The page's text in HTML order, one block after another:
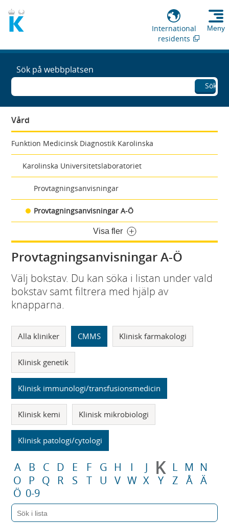
International
residents
Meny
Sök på webbplatsen
Sök
Vård
Funktion Medicinsk Diagnostik Karolinska
Karolinska Universitetslaboratoriet
Provtagningsanvisningar
Provtagningsanvisningar A-Ö
Visa fler
Provtagningsanvisningar A-Ö
Välj bokstav. Du kan söka i listan under vald
bokstav samt filtrera med hjälp av
knapparna.
Alla kliniker CMMS Klinisk farmakologi
Klinisk genetik
Klinisk immunologi/transfusionsmedicin
Klinisk kemi Klinisk mikrobiologi
Klinisk patologi/cytologi
A B C D E F G H I J K L M N
O
P Q R S T U V W X Y Z Å Ä
Ö 0-9